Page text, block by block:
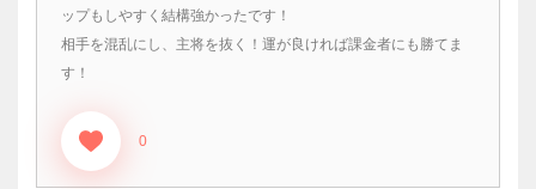
ップもしやすく結構強かったです！
相手を混乱にし、主将を抜く！運が良ければ課金者にも勝てま
す！
0